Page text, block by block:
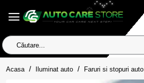
Căutare...
Acasa homeIluminat auto Faruri si stopuri auto